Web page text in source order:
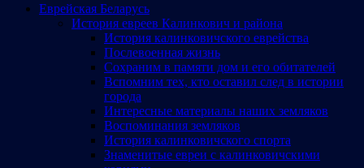
Еврейская Беларусь
История евреев Калинкович и района
История калинковичского еврейства
Послевоенная жизнь
Сохраним в памяти дом и его обитателей
Вспомним тех, кто оставил след в истории
города
Интересные материалы наших земляков
Воспоминания земляков
История калинковичского спорта
Знаменитые евреи с калинковичскими